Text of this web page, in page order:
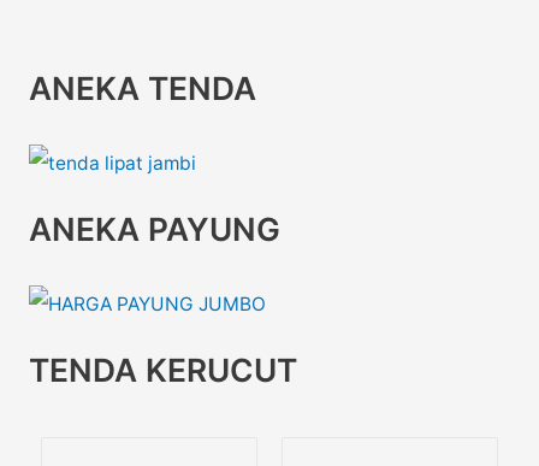
ANEKA TENDA
ANEKA PAYUNG
TENDA KERUCUT